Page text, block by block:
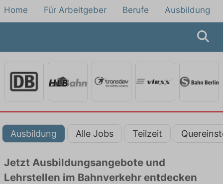
Home Für Arbeitgeber Berufe Ausbildung
Ausbildung Alle Jobs Teilzeit
Jetzt Ausbildungsangebote und
Lehrstellen im Bahnverkehr entdecken